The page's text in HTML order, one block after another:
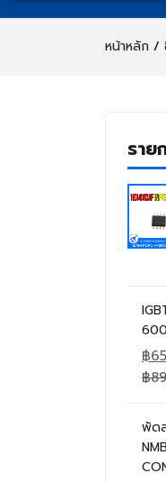
หน้าหลัก
ราย
฿
฿
พัด